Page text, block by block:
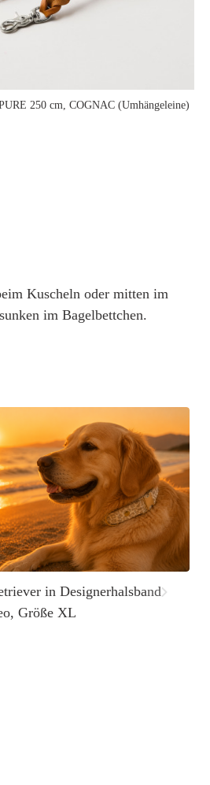
250 cm, COGNAC (Umhängeleine)
Kuscheln oder mitten im
im Bagelbettchen.
in Designerhalsband
Größe XL